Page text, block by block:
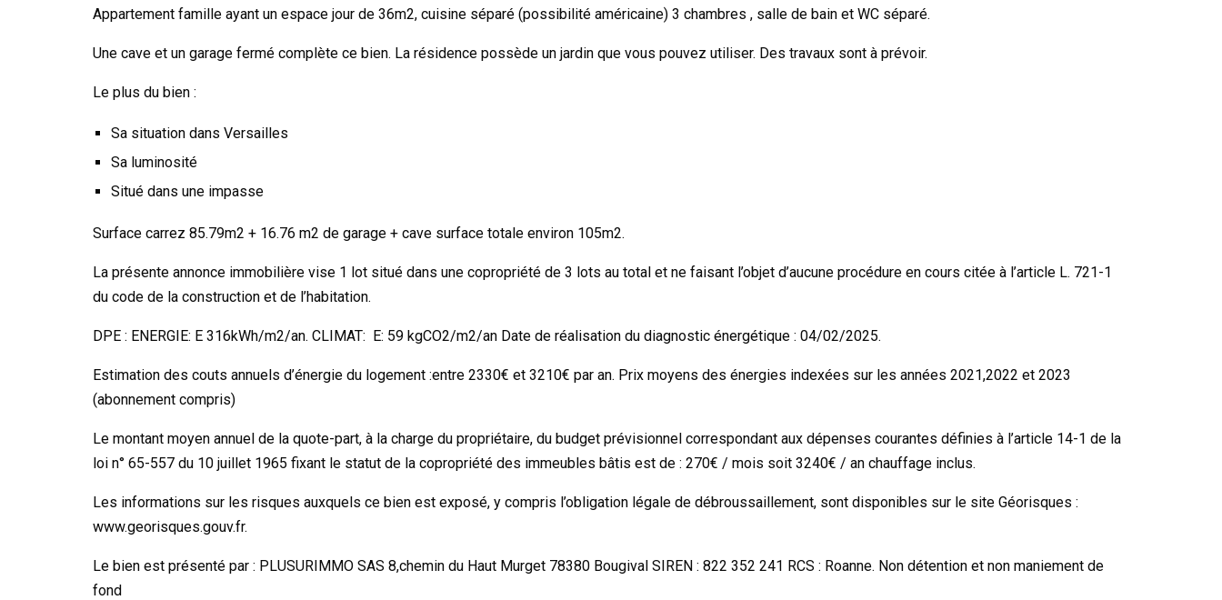
Appartement famille ayant un espace jour de 36m2, cuisine séparé (possibilité américaine) 3 chambres , salle de bain et WC séparé.
Une cave et un garage fermé complète ce bien. La résidence possède un jardin que vous pouvez utiliser. Des travaux sont à prévoir.
Le plus du bien :
Sa situation dans Versailles
Sa luminosité
Situé dans une impasse
Surface carrez 85.79m2 + 16.76 m2 de garage + cave surface totale environ 105m2.
La présente annonce immobilière vise 1 lot situé dans une copropriété de 3 lots au total et ne faisant l’objet d’aucune procédure en cours citée à l’article L. 721-1
du code de la construction et de l’habitation.
DPE : ENERGIE: E 316kWh/m2/an. CLIMAT: E: 59 kgCO2/m2/an Date de réalisation du diagnostic énergétique : 04/02/2025.
Estimation des couts annuels d’énergie du logement :entre 2330€ et 3210€ par an. Prix moyens des énergies indexées sur les années 2021,2022 et 2023
(abonnement compris)
Le montant moyen annuel de la quote-part, à la charge du propriétaire, du budget prévisionnel correspondant aux dépenses courantes définies à l’article 14-1 de la
loi n° 65-557 du 10 juillet 1965 fixant le statut de la copropriété des immeubles bâtis est de : 270€ / mois soit 3240€ / an chauffage inclus.
Les informations sur les risques auxquels ce bien est exposé, y compris l’obligation légale de débroussaillement, sont disponibles sur le site Géorisques :
www.georisques.gouv.fr.
Le bien est présenté par : PLUSURIMMO SAS 8,chemin du Haut Murget 78380 Bougival SIREN : 822 352 241 RCS : Roanne. Non détention et non maniement de
fond